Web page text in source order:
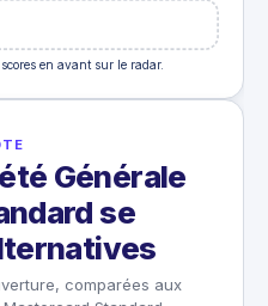
en avant sur le radar.
Générale
se
comparées aux